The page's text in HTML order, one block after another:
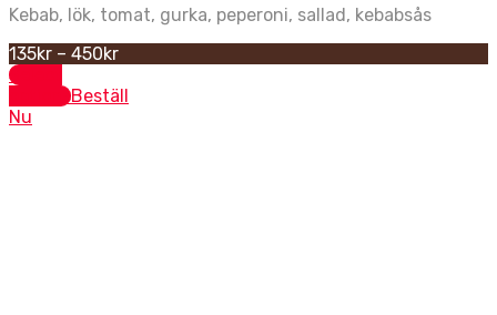
Kebab, lök, tomat, gurka, peperoni, sallad, kebabsås
135kr – 450kr
Select
optionsBeställ
Nu